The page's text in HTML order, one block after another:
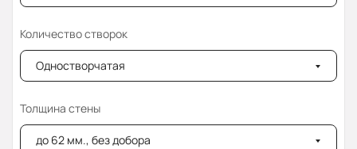
Количество створок
Одностворчатая
Толщина стены
до 62 мм., без добора